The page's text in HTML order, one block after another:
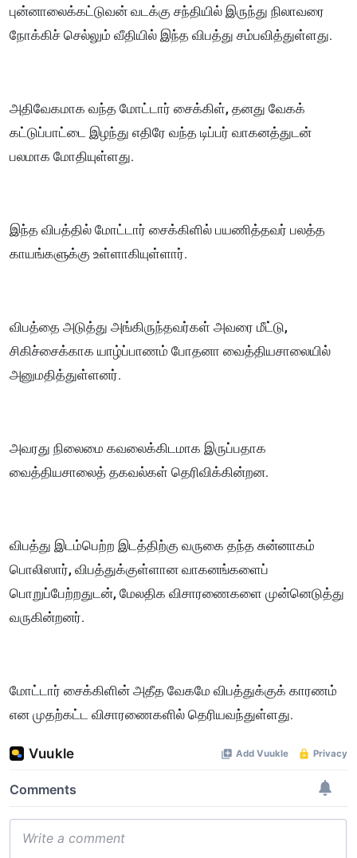
புன்னாலைக்கட்டுவன் வடக்கு சந்தியில் இருந்து நிலாவரை
நோக்கிச் செல்லும் வீதியில் இந்த விபத்து சம்பவித்துள்ளது.
அதிவேகமாக வந்த மோட்டார் சைக்கிள், தனது வேகக்
கட்டுப்பாட்டை இழந்து எதிரே வந்த டிப்பர் வாகனத்துடன்
பலமாக மோதியுள்ளது.
இந்த விபத்தில் மோட்டார் சைக்கிளில் பயணித்தவர் பலத்த
காயங்களுக்கு உள்ளாகியுள்ளார்.
விபத்தை அடுத்து அங்கிருந்தவர்கள் அவரை மீட்டு,
சிகிச்சைக்காக யாழ்ப்பாணம் போதனா வைத்தியசாலையில்
அனுமதித்துள்ளனர்.
அவரது நிலைமை கவலைக்கிடமாக இருப்பதாக
வைத்தியசாலைத் தகவல்கள் தெரிவிக்கின்றன.
விபத்து இடம்பெற்ற இடத்திற்கு வருகை தந்த சுன்னாகம்
பொலிஸார், விபத்துக்குள்ளான வாகனங்களைப்
பொறுப்பேற்றதுடன், மேலதிக விசாரணைகளை முன்னெடுத்து
வருகின்றனர்.
மோட்டார் சைக்கிளின் அதீத வேகமே விபத்துக்குக் காரணம்
என முதற்கட்ட விசாரணைகளில் தெரியவந்துள்ளது.